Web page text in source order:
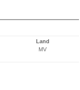
Land
MV